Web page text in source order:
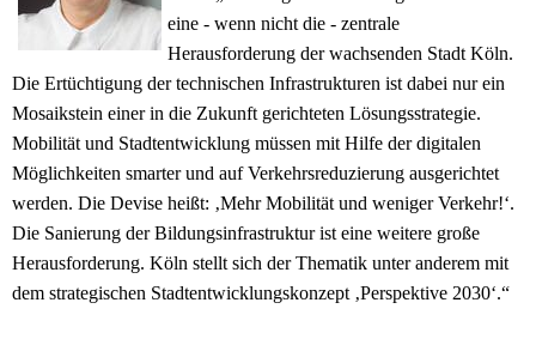
eine - wenn nicht die - zentrale
Herausforderung der wachsenden Stadt Köln.
Die Ertüchtigung der technischen Infrastrukturen ist dabei nur ein
Mosaikstein einer in die Zukunft gerichteten Lösungsstrategie.
Mobilität und Stadtentwicklung müssen mit Hilfe der digitalen
Möglichkeiten smarter und auf Verkehrsreduzierung ausgerichtet
werden. Die Devise heißt: ‚Mehr Mobilität und weniger Verkehr!‘.
Die Sanierung der Bildungsinfrastruktur ist eine weitere große
Herausforderung. Köln stellt sich der Thematik unter anderem mit
dem strategischen Stadtentwicklungskonzept ‚Perspektive 2030‘.“